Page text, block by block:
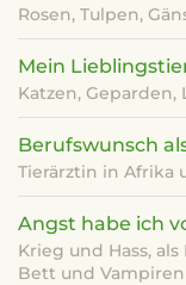
Rosen, Tulpen,
Mein
Katzen,
Berufswunsch
Tierärztin in Afrika
Angst habe ich
Krieg und Hass,
Bett und